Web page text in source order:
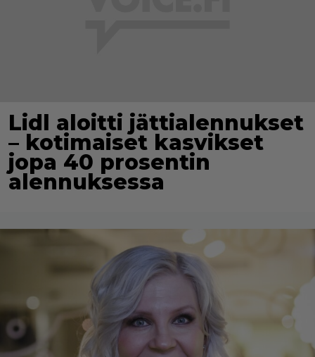
Lidl aloitti jättialennukset
– kotimaiset kasvikset
jopa 40 prosentin
alennuksessa